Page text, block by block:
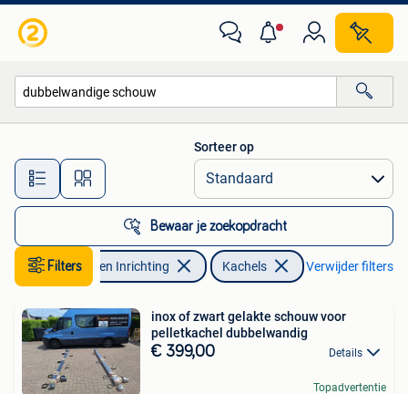
Alle afstanden…
Sorteer op
Bewaar je zoekopdracht
FiltersHuis en Inrichting Kachels Verwijder filters
inox of zwart gelakte schouw voor
pelletkachel dubbelwandig
€ 399,00 Details
Topadvertentie